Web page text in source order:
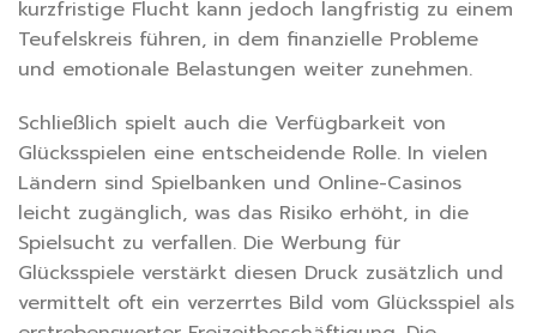
kurzfristige Flucht kann jedoch langfristig zu einem
Teufelskreis führen, in dem finanzielle Probleme
und emotionale Belastungen weiter zunehmen.
Schließlich spielt auch die Verfügbarkeit von
Glücksspielen eine entscheidende Rolle. In vielen
Ländern sind Spielbanken und Online-Casinos
leicht zugänglich, was das Risiko erhöht, in die
Spielsucht zu verfallen. Die Werbung für
Glücksspiele verstärkt diesen Druck zusätzlich und
vermittelt oft ein verzerrtes Bild vom Glücksspiel als